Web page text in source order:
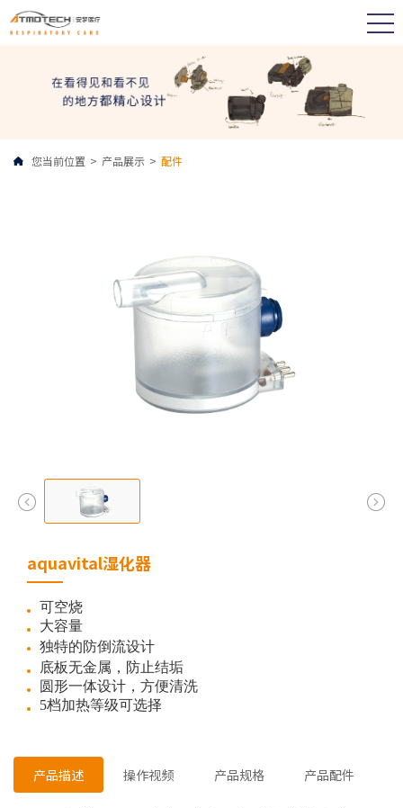
您当前位置 > 产品展示 > 配件
aquavital湿化器
可空烧
大容量
独特的防倒流设计
底板无金属，防止结垢
圆形一体设计，方便清洗
5档加热等级可选择
产品描述 操作视频 产品规格 产品配件